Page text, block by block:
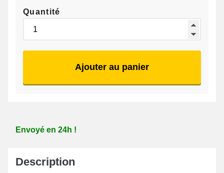
Quantité
Ajouter au panier
Envoyé en 24h !
Description